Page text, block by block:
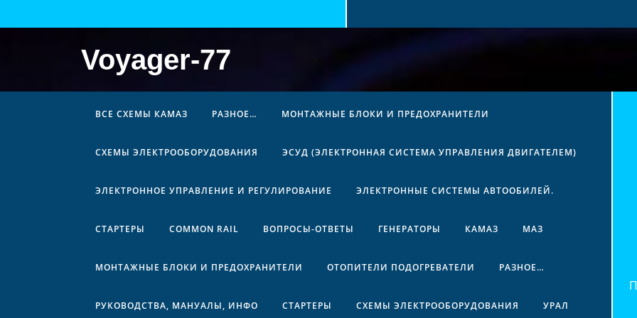
Voyager-77
ВСЕ СХЕМЫ КАМАЗ РАЗНОЕ… МОНТАЖНЫЕ БЛОКИ И ПРЕДОХРАНИТЕЛИ
СХЕМЫ ЭЛЕКТРООБОРУДОВАНИЯ ЭСУД (ЭЛЕКТРОННАЯ СИСТЕМА УПРАВЛЕНИЯ ДВИГАТЕЛЕМ)
ЭЛЕКТРОННОЕ УПРАВЛЕНИЕ И РЕГУЛИРОВАНИЕ ЭЛЕКТРОННЫЕ СИСТЕМЫ АВТООБИЛЕЙ.
СТАРТЕРЫ COMMON RAIL ВОПРОСЫ-ОТВЕТЫ ГЕНЕРАТОРЫ КАМАЗ МАЗ
МОНТАЖНЫЕ БЛОКИ И ПРЕДОХРАНИТЕЛИ ОТОПИТЕЛИ ПОДОГРЕВАТЕЛИ РАЗНОЕ…
РУКОВОДСТВА, МАНУАЛЫ, ИНФО СТАРТЕРЫ СХЕМЫ ЭЛЕКТРООБОРУДОВАНИЯ УРАЛ